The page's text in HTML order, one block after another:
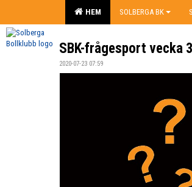
HEM SOLBERGA BK
SBK-frågesport vecka
2020-07-23 07:59